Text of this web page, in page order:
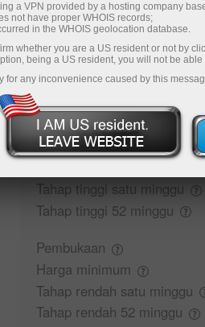
Beli
76.11
Maklum balas
Penutupan
Tahap tinggi satu minggu
Tahap tinggi 52 minggu
Pembukaan
Harga minimum
Tahap rendah satu minggu
Tahap rendah 52 minggu
a VPN provided by a hosting company
not have proper WHOIS records;
in the WHOIS geolocation database.
whether you are a US resident or not by
being a US resident, you will not be
for any inconvenience caused by this